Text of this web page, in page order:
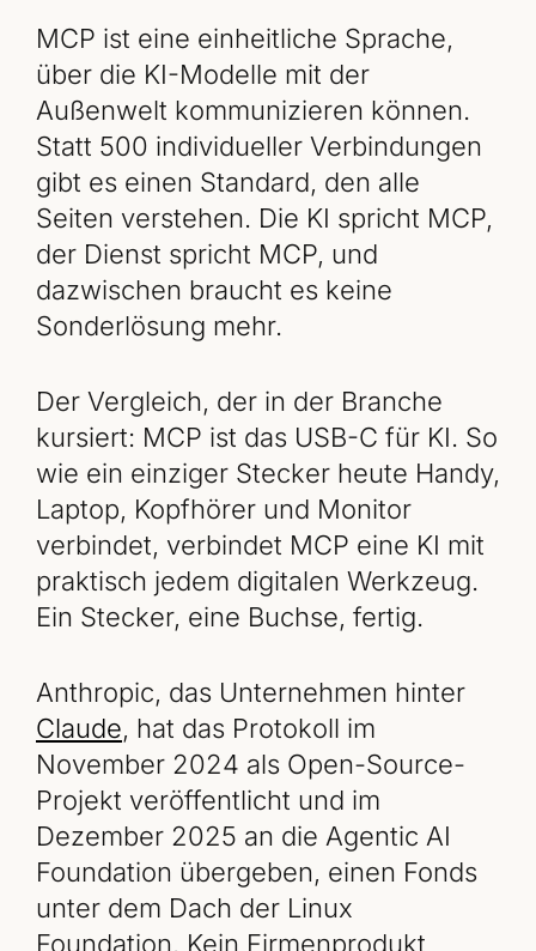
MCP ist eine einheitliche Sprache,
über die KI-Modelle mit der
Außenwelt kommunizieren können.
Statt 500 individueller Verbindungen
gibt es einen Standard, den alle
Seiten verstehen. Die KI spricht MCP,
der Dienst spricht MCP, und
dazwischen braucht es keine
Sonderlösung mehr.
Der Vergleich, der in der Branche
kursiert: MCP ist das USB-C für KI. So
wie ein einziger Stecker heute Handy,
Laptop, Kopfhörer und Monitor
verbindet, verbindet MCP eine KI mit
praktisch jedem digitalen Werkzeug.
Ein Stecker, eine Buchse, fertig.
Anthropic, das Unternehmen hinter
Claude, hat das Protokoll im
November 2024 als Open-Source-
Projekt veröffentlicht und im
Dezember 2025 an die Agentic AI
Foundation übergeben, einen Fonds
unter dem Dach der Linux
Foundation. Kein Firmenprodukt